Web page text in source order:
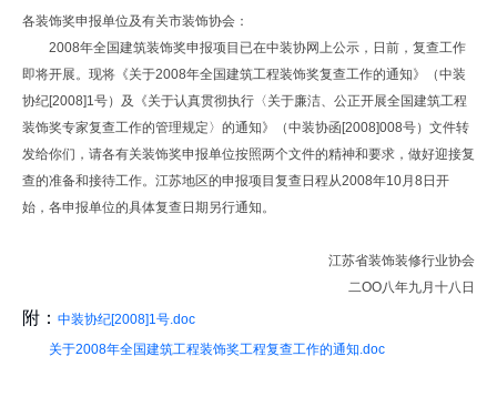
各装饰奖申报单位及有关市装饰协会：
2008年全国建筑装饰奖申报项目已在中装协网上公示，日前，复查工作
即将开展。现将《关于2008年全国建筑工程装饰奖复查工作的通知》（中装
协纪[2008]1号）及《关于认真贯彻执行〈关于廉洁、公正开展全国建筑工程
装饰奖专家复查工作的管理规定〉的通知》（中装协函[2008]008号）文件转
发给你们，请各有关装饰奖申报单位按照两个文件的精神和要求，做好迎接复
查的准备和接待工作。江苏地区的申报项目复查日程从2008年10月8日开
始，各申报单位的具体复查日期另行通知。
江苏省装饰装修行业协会
二OO八年九月十八日
附： 中装协纪[2008]1号.doc
关于2008年全国建筑工程装饰奖工程复查工作的通知.doc